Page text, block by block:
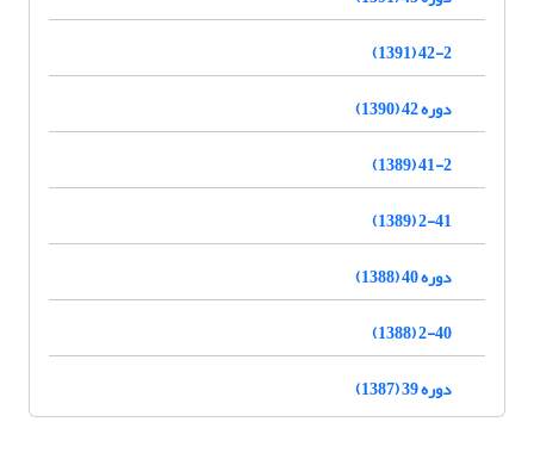
42-2 (1391)
دوره 42 (1390)
41-2 (1389)
2-41 (1389)
دوره 40 (1388)
2-40 (1388)
دوره 39 (1387)